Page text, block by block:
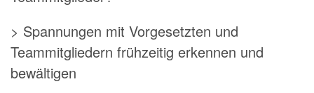
> Spannungen mit Vorgesetzten und
Teammitgliedern frühzeitig erkennen und
bewältigen